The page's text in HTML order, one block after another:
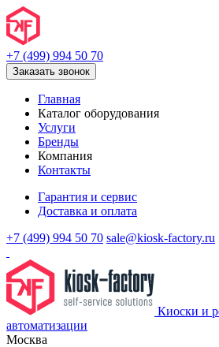
+7 (499) 994 50 70
Заказать звонок
Главная
Каталог оборудования
Услуги
Бренды
Компания
Контакты
Гарантия и сервис
Доставка и оплата
+7 (499) 994 50 70 sale@kiosk-factory.ru
Киоски и
автоматизации
Москва